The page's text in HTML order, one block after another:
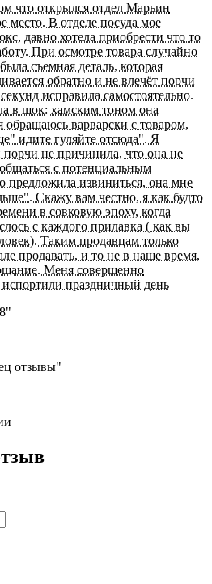
что открылся отдел Марьин
место. В отделе посуда мое
давно хотела приобрести что то
При осмотре товара случайно
съемная деталь, которая
обратно и не влечёт порчи
исправила самостоятельно.
в шок: хамским тоном она
варварски с товаром,
идите гуляйте отсюда". Я
порчи не причинила, что она не
с потенциальным
предложила извиниться, она мне
Скажу вам честно, я как будто
в совковую эпоху, когда
с каждого прилавка ( как вы
Таким продавцам только
продавать, и то не в наше время,
Меня совершенно
испортили праздничный день
"
отзывы"